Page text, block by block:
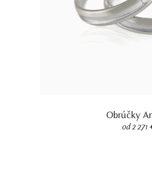
Obrúčky
od 2 271